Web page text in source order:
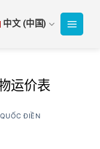
中文 (中国)
运价表
QUỐC ĐIỀN